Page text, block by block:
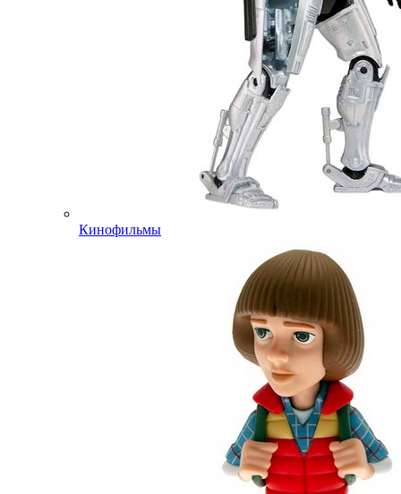
Кинофильмы